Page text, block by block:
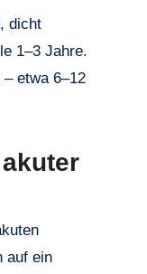
dicht
1–3 Jahre.
etwa 6–12
auf ein